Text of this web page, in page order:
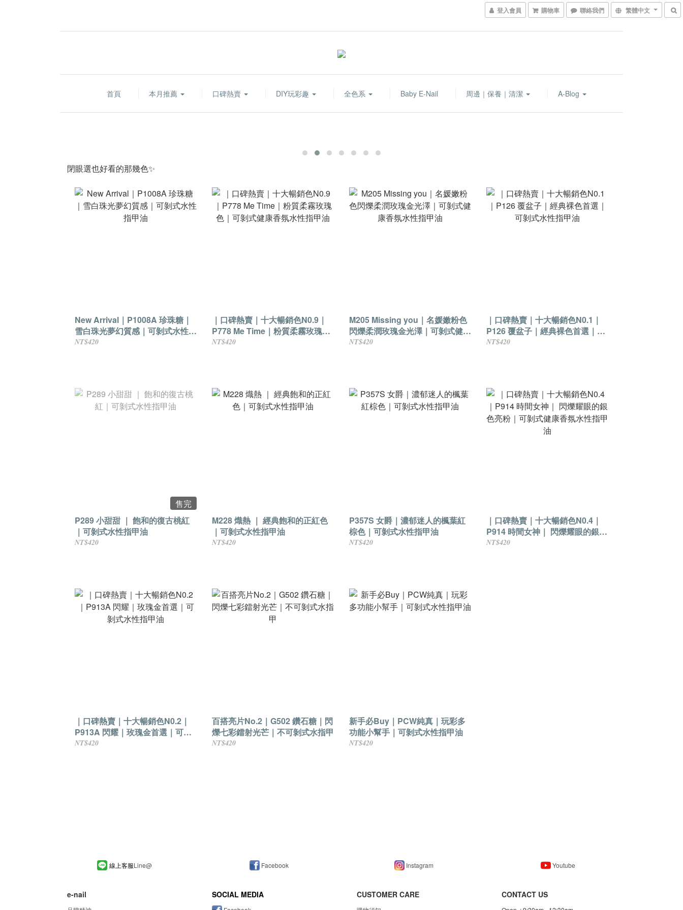
登入會員 購物車 聯絡我們 繁體中文
首頁 本月推薦 口碑熱賣 DIY玩彩趣 全色系 Baby E-Nail 周邊｜保養｜清潔 A-Blog
閉眼選也好看的那幾色✨
New Arrival｜P1008A 珍珠糖｜
雪白珠光夢幻質感｜可剝式水性指
甲油
NT$420
｜口碑熱賣｜十大暢銷色N0.9｜
P778 Me Time｜粉質柔霧玫瑰色
｜可剝式健康香氛水性指甲油
NT$420
M205 Missing you｜名媛嫩粉色
閃爍柔潤玫瑰金光澤｜可剝式健康
香氛水性指甲油
NT$420
｜口碑熱賣｜十大暢銷色N0.1｜
P126 覆盆子｜經典裸色首選｜可
剝式水性指甲油
NT$420
售完
P289 小甜甜 ｜ 飽和的復古桃紅
｜可剝式水性指甲油
NT$420
M228 熾熱 ｜ 經典飽和的正紅色
｜可剝式水性指甲油
NT$420
P357S 女爵｜濃郁迷人的楓葉紅
棕色｜可剝式水性指甲油
NT$420
｜口碑熱賣｜十大暢銷色N0.4｜
P914 時間女神｜ 閃爍耀眼的銀色
亮粉｜可剝式健康香氛水性指甲油
NT$420
｜口碑熱賣｜十大暢銷色N0.2｜
P913A 閃耀｜玫瑰金首選｜可剝
式水性指甲油
NT$420
百搭亮片No.2｜G502 鑽石糖｜閃
爍七彩鐳射光芒｜不可剝式水指甲
NT$420
新手必Buy｜PCW純真｜玩彩多
功能小幫手｜可剝式水性指甲油
NT$420
線上客服Line@ Facebook Instagram Youtube
e-nail SOCIAL MEDIA CUSTOMER CARE CONTACT US